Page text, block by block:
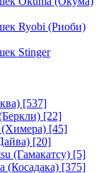
Ryobi (Риоби)
Stinger
[537]
[22]
[45]
[20]
(Гамакатсу) [5]
(Косадака) [375]